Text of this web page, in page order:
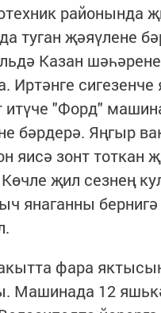
районында
туган җәяүлене
Казан
Иртәнге
итүче "Форд"
бәрдерә. Яңгыр
яисә зонт тоткан
җил сезнең
янаганны
фара
Машинада 12